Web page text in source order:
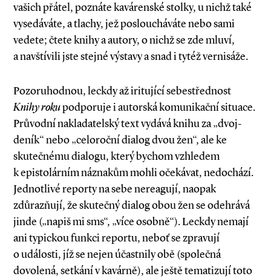
vašich přátel, poznáte kavárenské stolky, u nichž také
vysedáváte, a tlachy, jež posloucháváte nebo sami
vedete; čtete knihy a autory, o nichž se zde mluví,
a navštívili jste stejné výstavy a snad i tytéž vernisáže.
Pozoruhodnou, leckdy až iritující sebestřednost
Knihy rokupodporuje i autorská komunikační situace.
Průvodní nakladatelský text vydává knihu za „dvoj­-
deník“ nebo „celoroční dialog dvou žen“, ale ke
skutečnému dialogu, který bychom vzhledem
k epistolárním náznakům mohli očekávat, nedochází.
Jednotlivé reporty na sebe nereagují, naopak
zdůrazňují, že skutečný dialog obou žen se odehrává
jinde („napiš mi sms“, „více osobně“). Leckdy nemají
ani typickou funkci reportu, neboť se zpravují
o události, jíž se nejen účastnily obě (společná
dovolená, setkání v kavárně), ale ještě tematizují toto